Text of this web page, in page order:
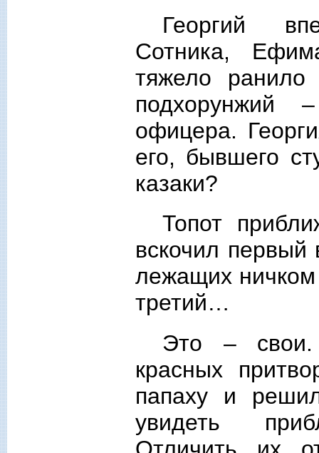
Георгий
Сотника,
тяжело
подхорунжий
офицера.
его, бывшего
казаки?
Топот
вскочил первый
лежащих ничком
третий…
Это – свои.
красных
папаху и
увидеть